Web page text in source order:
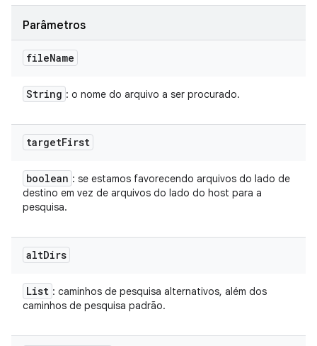
Parâmetros
fileName
String : o nome do arquivo a ser procurado.
targetFirst
boolean : se estamos favorecendo arquivos do lado de
destino em vez de arquivos do lado do host para a
pesquisa.
altDirs
List : caminhos de pesquisa alternativos, além dos
caminhos de pesquisa padrão.